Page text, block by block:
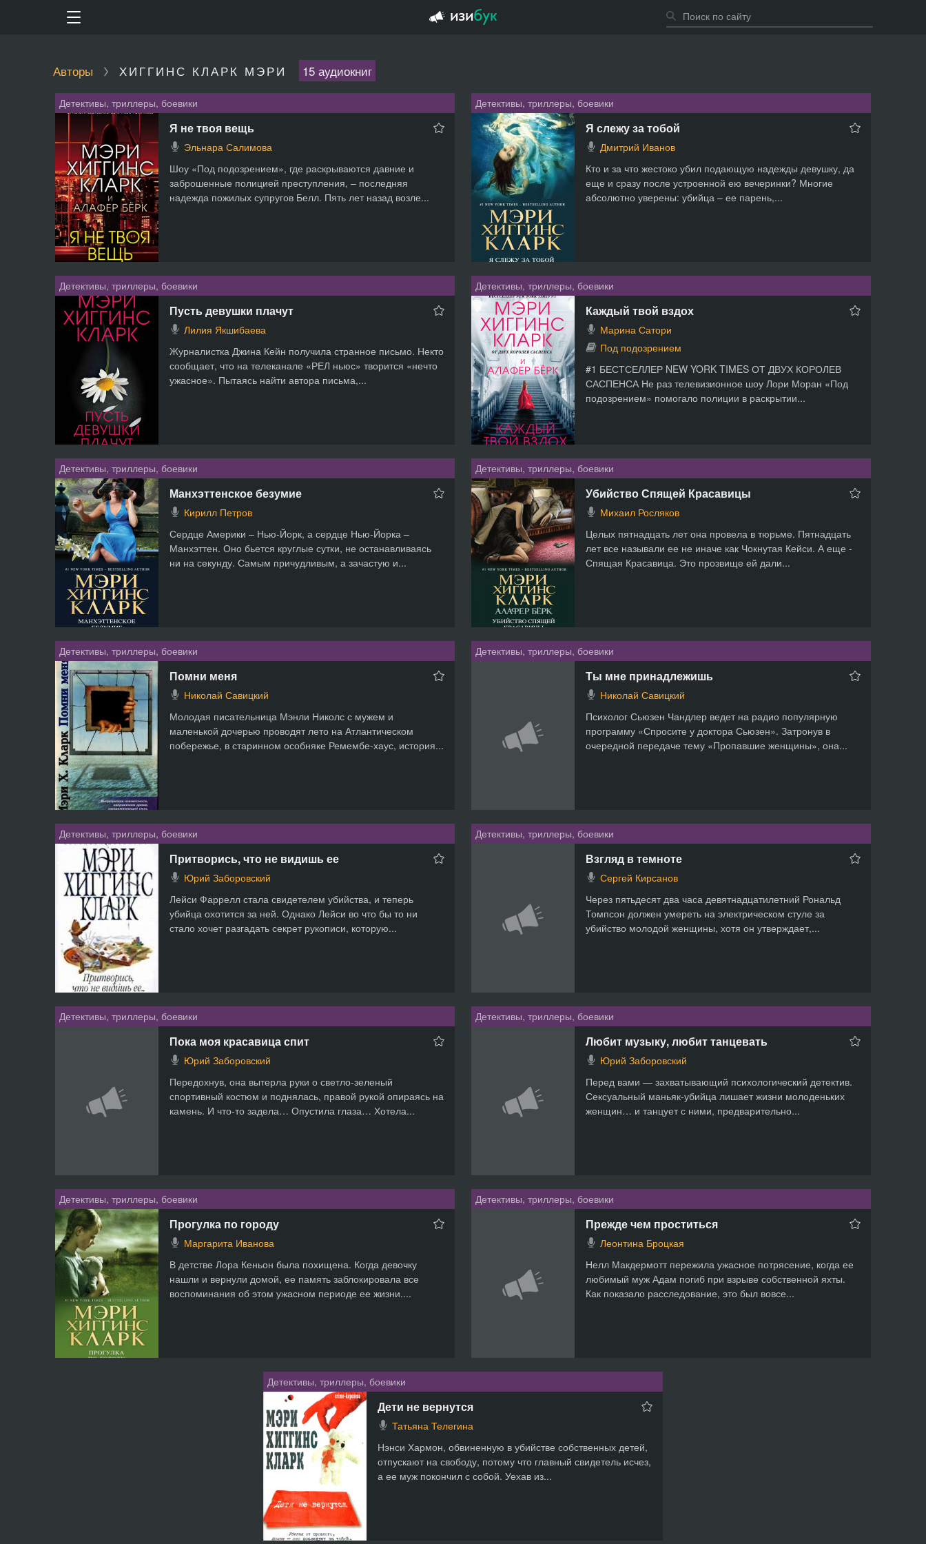
Авторы ХИГГИНС КЛАРК МЭРИ 15 аудиокниг
Детективы, триллеры, боевики
Я не твоя вещь
Эльнара Салимова
Шоу «Под подозрением», где раскрываются давние и
заброшенные полицией преступления, – последняя
надежда пожилых супругов Белл. Пять лет назад возле...
Детективы, триллеры, боевики
Я слежу за тобой
Дмитрий Иванов
Кто и за что жестоко убил подающую надежды девушку, да
еще и сразу после устроенной ею вечеринки? Многие
абсолютно уверены: убийца – ее парень,...
Детективы, триллеры, боевики
Пусть девушки плачут
Лилия Якшибаева
Журналистка Джина Кейн получила странное письмо. Некто
сообщает, что на телеканале «РЕЛ ньюс» творится «нечто
ужасное». Пытаясь найти автора письма,...
Детективы, триллеры, боевики
Каждый твой вздох
Марина Сатори
Под подозрением
#1 БЕСТСЕЛЛЕР NEW YORK TIMES ОТ ДВУХ КОРОЛЕВ
САСПЕНСА Не раз телевизионное шоу Лори Моран «Под
подозрением» помогало полиции в раскрытии...
Детективы, триллеры, боевики
Манхэттенское безумие
Кирилл Петров
Сердце Америки – Нью-Йорк, а сердце Нью-Йорка –
Манхэттен. Оно бьется круглые сутки, не останавливаясь
ни на секунду. Самым причудливым, а зачастую и...
Детективы, триллеры, боевики
Убийство Спящей Красавицы
Михаил Росляков
Целых пятнадцать лет она провела в тюрьме. Пятнадцать
лет все называли ее не иначе как Чокнутая Кейси. А еще -
Спящая Красавица. Это прозвище ей дали...
Детективы, триллеры, боевики
Помни меня
Николай Савицкий
Молодая писательница Мэнли Николс с мужем и
маленькой дочерью проводят лето на Атлантическом
побережье, в старинном особняке Ремембе-хаус, история...
Детективы, триллеры, боевики
Ты мне принадлежишь
Николай Савицкий
Психолог Сьюзен Чандлер ведет на радио популярную
программу «Спросите у доктора Сьюзен». Затронув в
очередной передаче тему «Пропавшие женщины», она...
Детективы, триллеры, боевики
Притворись, что не видишь ее
Юрий Заборовский
Лейси Фаррелл стала свидетелем убийства, и теперь
убийца охотится за ней. Однако Лейси во что бы то ни
стало хочет разгадать секрет рукописи, которую...
Детективы, триллеры, боевики
Взгляд в темноте
Сергей Кирсанов
Через пятьдесят два часа девятнадцатилетний Рональд
Томпсон должен умереть на электрическом стуле за
убийство молодой женщины, хотя он утверждает,...
Детективы, триллеры, боевики
Пока моя красавица спит
Юрий Заборовский
Передохнув, она вытерла руки о светло-зеленый
спортивный костюм и поднялась, правой рукой опираясь на
камень. И что-то задела… Опустила глаза… Хотела...
Детективы, триллеры, боевики
Любит музыку, любит танцевать
Юрий Заборовский
Перед вами — захватывающий психологический детектив.
Сексуальный маньяк-убийца лишает жизни молоденьких
женщин… и танцует с ними, предварительно...
Детективы, триллеры, боевики
Прогулка по городу
Маргарита Иванова
В детстве Лора Кеньон была похищена. Когда девочку
нашли и вернули домой, ее память заблокировала все
воспоминания об этом ужасном периоде ее жизни....
Детективы, триллеры, боевики
Прежде чем проститься
Леонтина Броцкая
Нелл Макдермотт пережила ужасное потрясение, когда ее
любимый муж Адам погиб при взрыве собственной яхты.
Как показало расследование, это был вовсе...
Детективы, триллеры, боевики
Дети не вернутся
Татьяна Телегина
Нэнси Хармон, обвиненную в убийстве собственных детей,
отпускают на свободу, потому что главный свидетель исчез,
а ее муж покончил с собой. Уехав из...